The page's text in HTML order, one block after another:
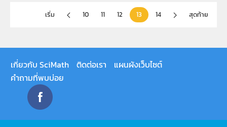
เริ่ม 10 11 12 13 14 สุดท้าย
เกี่ยวกับ SciMath ติดต่อเรา
แผนผังเว็บไซต์
คำถามที่พบบ่อย